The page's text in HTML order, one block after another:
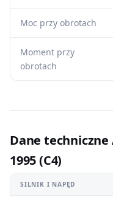
Moc przy obrotach
Moment przy
obrotach
Dane techniczne
1995 (C4)
SILNIK I NAPĘD